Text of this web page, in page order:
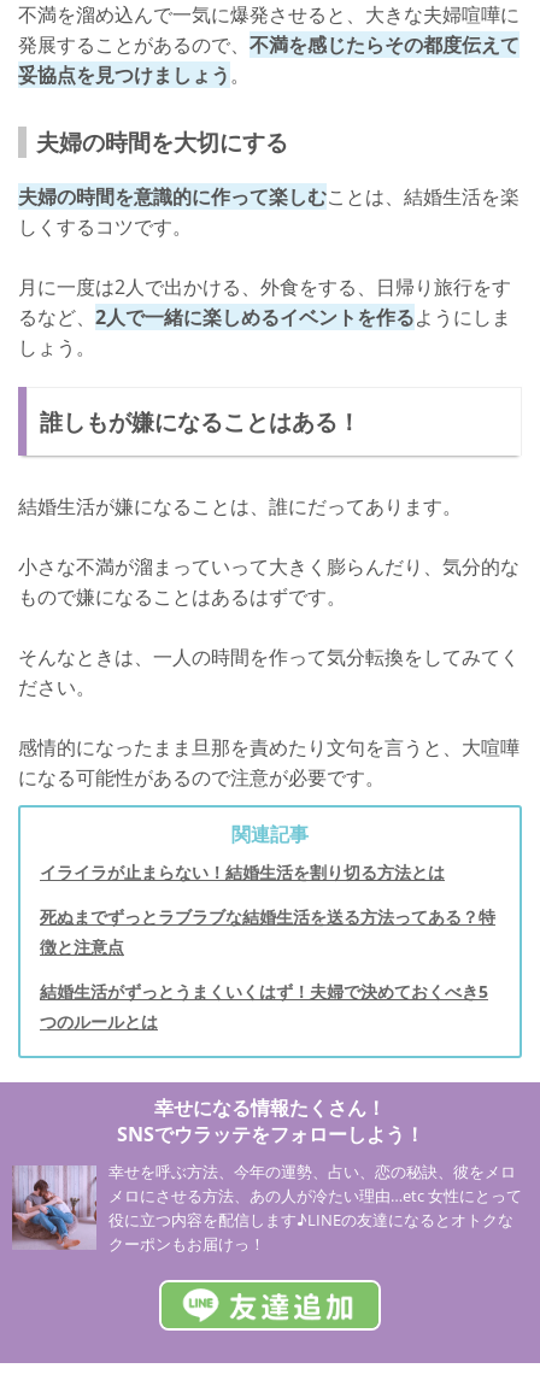
不満を溜め込んで一気に爆発させると、大きな夫婦喧嘩に
発展することがあるので、 不満を感じたらその都度伝えて
妥協点を見つけましょう。
夫婦の時間を大切にする
夫婦の時間を意識的に作って楽しむことは、結婚生活を楽
しくするコツです。
月に一度は2人で出かける、外食をする、日帰り旅行をす
るなど、 2人で一緒に楽しめるイベントを作るようにしま
しょう。
誰しもが嫌になることはある！
結婚生活が嫌になることは、誰にだってあります。
小さな不満が溜まっていって大きく膨らんだり、気分的な
もので嫌になることはあるはずです。
そんなときは、一人の時間を作って気分転換をしてみてく
ださい。
感情的になったまま旦那を責めたり文句を言うと、大喧嘩
になる可能性があるので注意が必要です。
関連記事
イライラが止まらない！結婚生活を割り切る方法とは
死ぬまでずっとラブラブな結婚生活を送る方法ってある？特
徴と注意点
結婚生活がずっとうまくいくはず！夫婦で決めておくべき5
つのルールとは
幸せになる情報たくさん！
SNSでウラッテをフォローしよう！
幸せを呼ぶ方法、今年の運勢、占い、恋の秘訣、彼をメロ
メロにさせる方法、あの人が冷たい理由…etc 女性にとって
役に立つ内容を配信します♪LINEの友達になるとオトクな
クーポンもお届けっ！